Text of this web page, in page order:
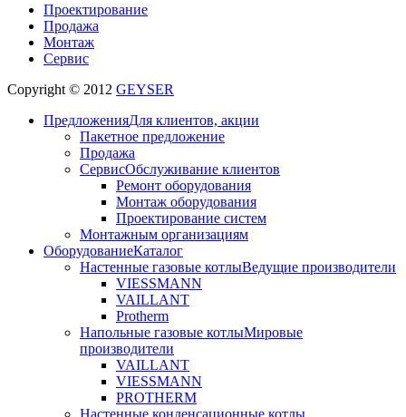
Проектирование
Продажа
Монтаж
Сервис
Copyright © 2012 GEYSER
ПредложенияДля клиентов, акции
Пакетное предложение
Продажа
СервисОбслуживание клиентов
Ремонт оборудования
Монтаж оборудования
Проектирование систем
Монтажным организациям
ОборудованиеКаталог
Настенные газовые котлыВедущие производители
VIESSMANN
VAILLANT
Protherm
Напольные газовые котлыМировые
производители
VAILLANT
VIESSMANN
PROTHERM
Настенные конденсационные котлы